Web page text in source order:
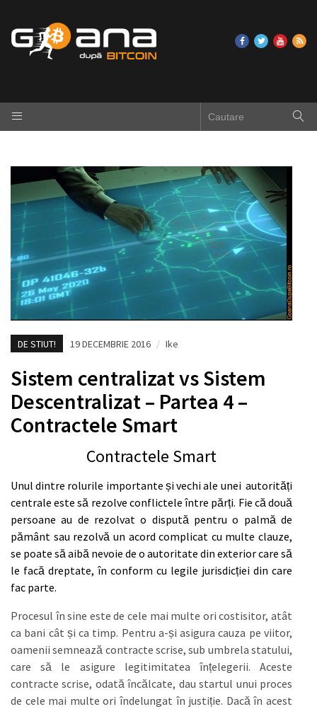
DE STIUT! 19 DECEMBRIE 2016 / Ike
Sistem centralizat vs Sistem
Descentralizat – Partea 4 –
Contractele Smart
Contractele Smart
Unul dintre rolurile importante și vechi ale unei autorități
centrale este să rezolve conflictele între părți. Fie că două
persoane au de rezolvat o dispută pentru o palmă de
pământ sau rezolvă un acord complicat cu multe clauze,
se poate să aibă nevoie de o autoritate din exterior care să
le facă dreptate, în conform cu legile jurisdicției din care
fac parte.
Procesul în sine este de cele mai multe ori costisitor, atât
ca bani cât și ca timp. Pentru a-și asigura cauza pe viitor,
oamenii semnează contracte scrise, sub umbrela statului,
care să le asigure legitimitatea înțelegerii. Aceste
contracte scrise, odată încălcate, dau startul unui proces
de cele mai multe ori îndelungat în justiție. Dacă în acest